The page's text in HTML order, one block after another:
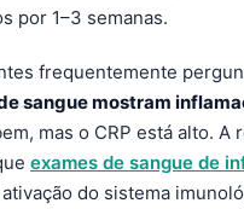
por 1–3 semanas.
frequentemente
sangue mostram
mas o CRP está alto. A
exames de sangue de
do sistema